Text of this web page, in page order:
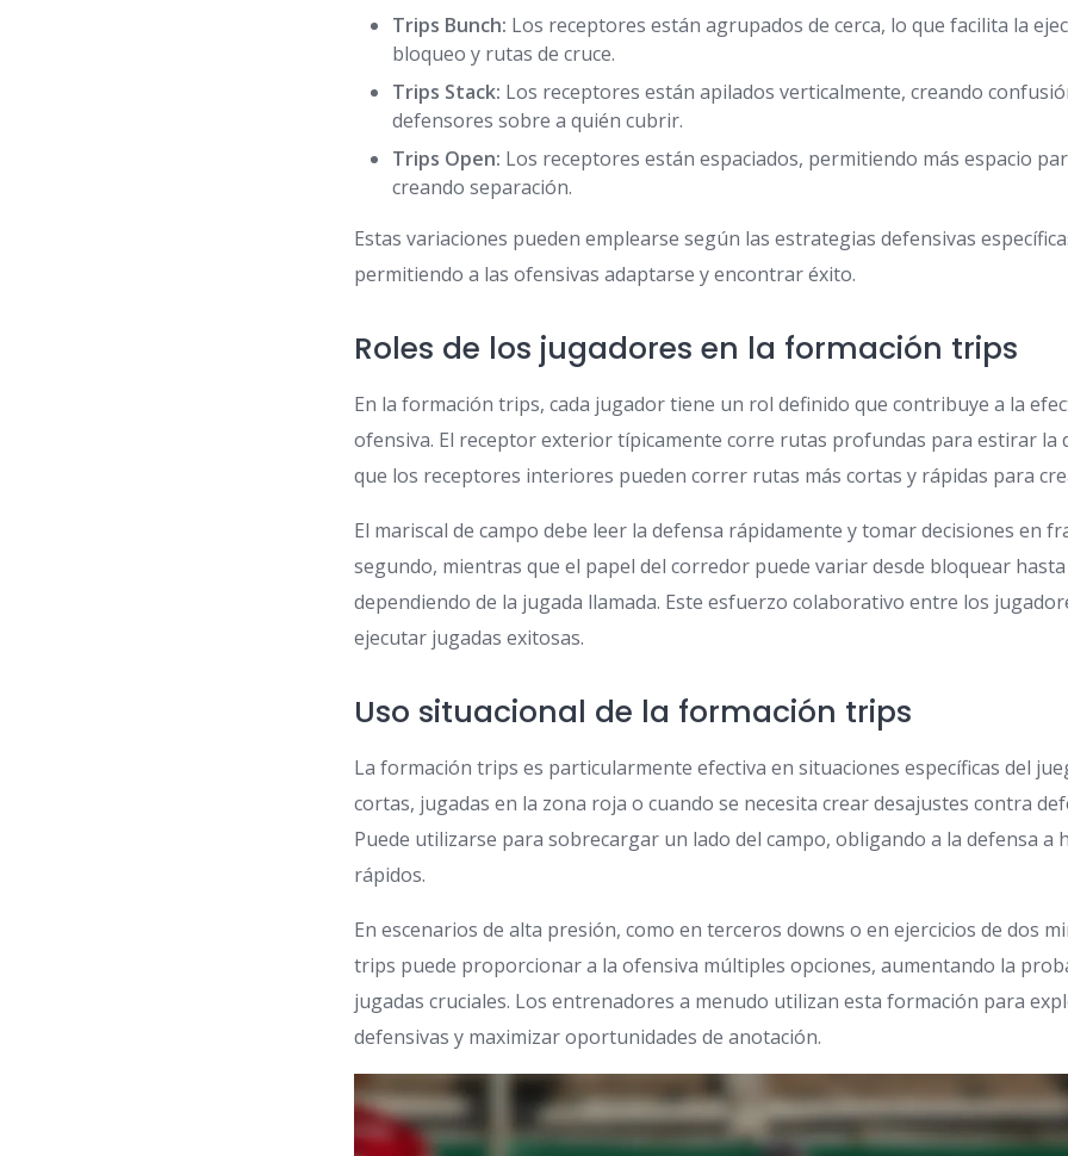
Trips Bunch: Los receptores están agrupados de cerca, lo que facilita la
bloqueo y rutas de cruce.
Trips Stack: Los receptores están apilados verticalmente, creando
defensores sobre a quién cubrir.
Trips Open: Los receptores están espaciados, permitiendo más espacio
creando separación.
Estas variaciones pueden emplearse según las estrategias defensivas
permitiendo a las ofensivas adaptarse y encontrar éxito.
Roles de los jugadores en la formación trips
En la formación trips, cada jugador tiene un rol definido que contribuye a la
ofensiva. El receptor exterior típicamente corre rutas profundas para estirar la
que los receptores interiores pueden correr rutas más cortas y rápidas para
El mariscal de campo debe leer la defensa rápidamente y tomar decisiones en
segundo, mientras que el papel del corredor puede variar desde bloquear
dependiendo de la jugada llamada. Este esfuerzo colaborativo entre los
ejecutar jugadas exitosas.
Uso situacional de la formación trips
La formación trips es particularmente efectiva en situaciones específicas del
cortas, jugadas en la zona roja o cuando se necesita crear desajustes contra
Puede utilizarse para sobrecargar un lado del campo, obligando a la defensa a
rápidos.
En escenarios de alta presión, como en terceros downs o en ejercicios de dos
trips puede proporcionar a la ofensiva múltiples opciones, aumentando la
jugadas cruciales. Los entrenadores a menudo utilizan esta formación para
defensivas y maximizar oportunidades de anotación.